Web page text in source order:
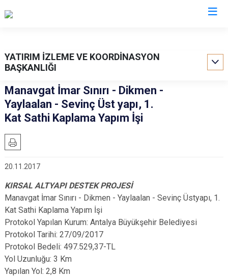
YATIRIM İZLEME VE KOORDİNASYON
BAŞKANLIĞI
Manavgat İmar Sınırı - Dikmen -
Yaylaalan - Sevinç Üst yapı, 1.
Kat Sathi Kaplama Yapım İşi
20.11.2017
KIRSAL ALTYAPI DESTEK PROJESİ
Manavgat İmar Sınırı - Dikmen - Yaylaalan - Sevinç Üstyapı, 1.
Kat Sathi Kaplama Yapım İşi
Protokol Yapılan Kurum: Antalya Büyükşehir Belediyesi
Protokol Tarihi: 27/09/2017
Protokol Bedeli: 497.529,37-TL
Yol Uzunluğu: 3 Km
Yapılan Yol: 2,8 Km